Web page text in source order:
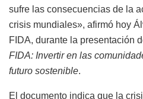
sufre las consecuencias de la
crisis mundiales», afirmó hoy
FIDA, durante la presentación
FIDA: Invertir en las
futuro sostenible.
El documento indica que la